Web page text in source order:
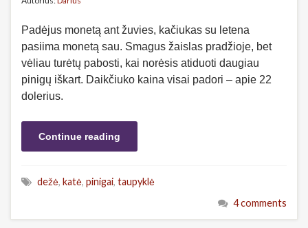
Padėjus monetą ant žuvies, kačiukas su letena
pasiima monetą sau. Smagus žaislas pradžioje, bet
vėliau turėtų pabosti, kai norėsis atiduoti daugiau
pinigų iškart. Daikčiuko kaina visai padori – apie 22
dolerius.
Continue reading
dežė, katė, pinigai, taupyklė
4 comments